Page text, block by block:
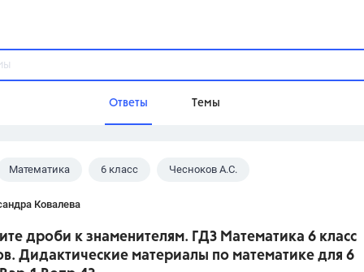
Ответы Темы
Домашнее задание
Школа
Математика 6 класс Чесноков А.С.
Ковалева
дроби к знаменителям. ГДЗ Математика 6 класс
Дидактические материалы по математике для 6